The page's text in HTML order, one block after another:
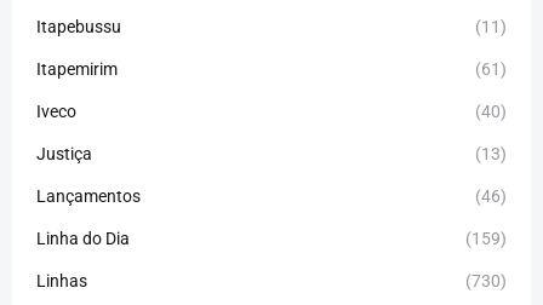
Itapebussu (11)
Itapemirim (61)
Iveco (40)
Justiça (13)
Lançamentos (46)
Linha do Dia (159)
Linhas (730)